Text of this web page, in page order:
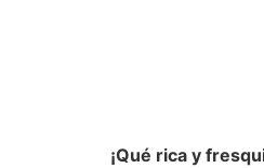
¡Qué rica y